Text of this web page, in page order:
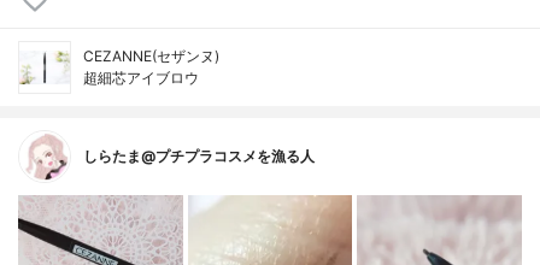
CEZANNE(セザンヌ)
超細芯アイブロウ
しらたま@プチプラコスメを漁る人